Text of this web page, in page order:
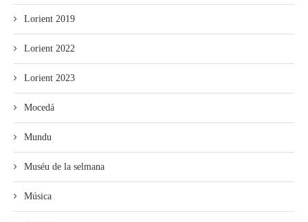
Lorient 2019
Lorient 2022
Lorient 2023
Mocedá
Mundu
Muséu de la selmana
Música